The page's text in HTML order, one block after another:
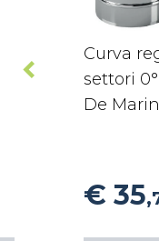
Curva
settori
De
€ 35